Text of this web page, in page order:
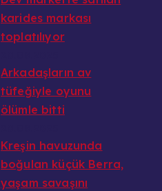
karides markası
toplatılıyor
Arkadaşların av
tüfeğiyle oyunu
ölümle bitti
Kreşin havuzunda
boğulan küçük Berra,
yaşam savaşını